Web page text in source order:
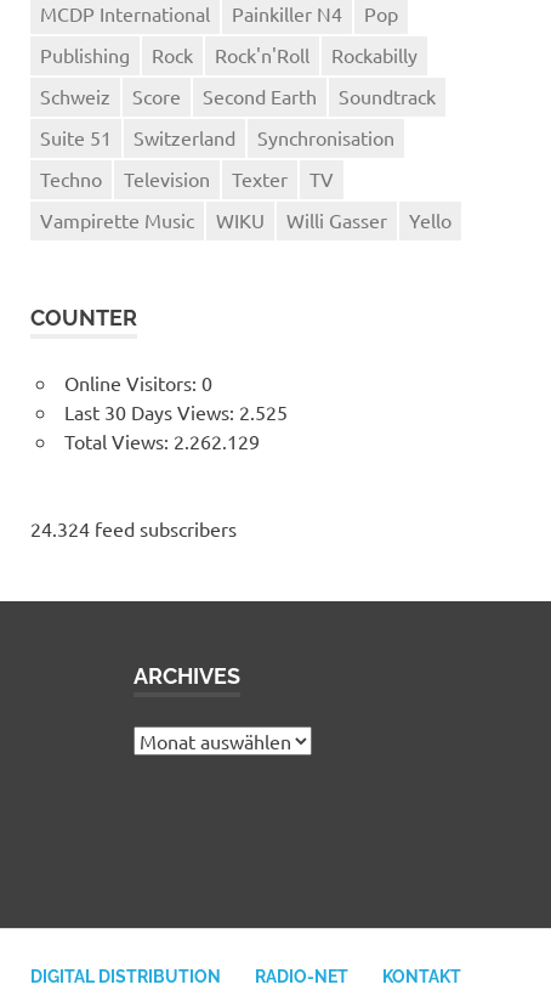
MCDP International
Painkiller N4
Pop
Publishing
Rock Rock'n'Roll
Rockabilly
Schweiz
Score Second Earth
Soundtrack
Suite 51
Switzerland
Synchronisation
Techno
Television Texter
TV
Vampirette Music
WIKU Willi Gasser Yello
COUNTER
Online Visitors: 0
Last 30 Days Views: 2.525
Total Views: 2.262.129
24.324 feed subscribers
ARCHIVES
Archives
DIGITAL DISTRIBUTION RADIO-NET KONTAKT